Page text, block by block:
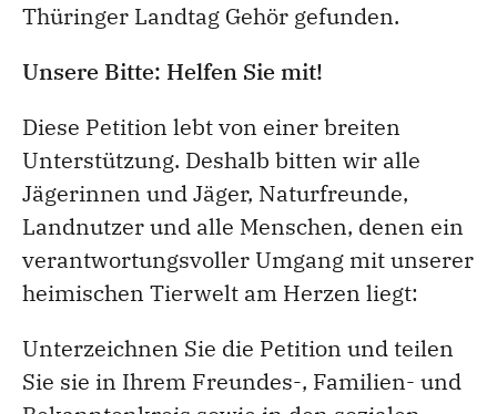
Thüringer Landtag Gehör gefunden.
Unsere Bitte: Helfen Sie mit!
Diese Petition lebt von einer breiten
Unterstützung. Deshalb bitten wir alle
Jägerinnen und Jäger, Naturfreunde,
Landnutzer und alle Menschen, denen ein
verantwortungsvoller Umgang mit unserer
heimischen Tierwelt am Herzen liegt:
Unterzeichnen Sie die Petition und teilen
Sie sie in Ihrem Freundes-, Familien- und